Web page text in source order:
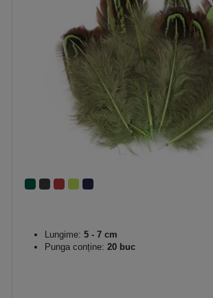
Lungime: 5 - 7 cm
Punga conține: 20 buc